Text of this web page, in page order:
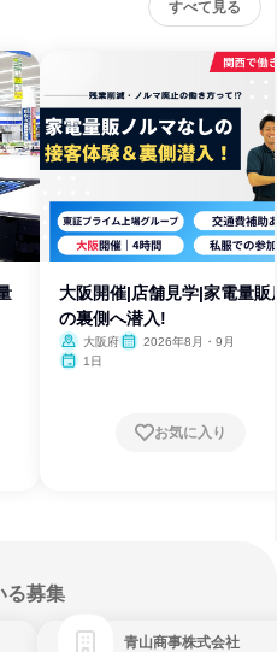
すべて見る
大阪開催|店舗見学|家電量販
の裏側へ潜入!
大阪府
2026年8月・9月
1日
お気に入り
る募集
青山商事株式会社